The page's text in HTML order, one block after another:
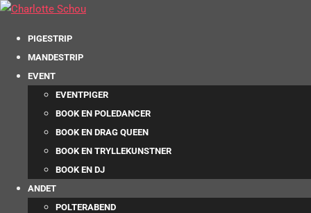
PIGESTRIP
MANDESTRIP
EVENT
EVENTPIGER
BOOK EN POLEDANCER
BOOK EN DRAG QUEEN
BOOK EN TRYLLEKUNSTNER
BOOK EN DJ
ANDET
POLTERABEND